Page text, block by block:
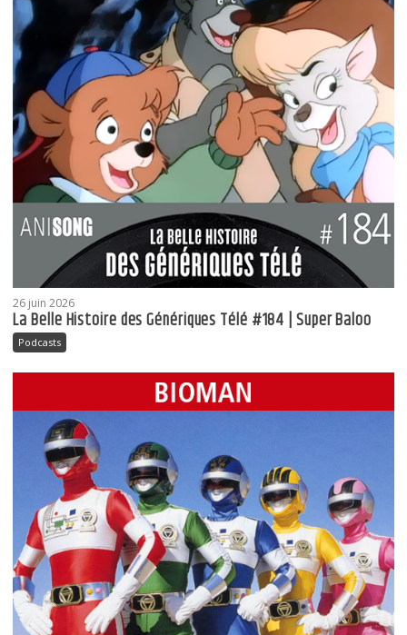
26 juin 2026
La Belle Histoire des Génériques Télé #184 | Super Baloo
Podcasts